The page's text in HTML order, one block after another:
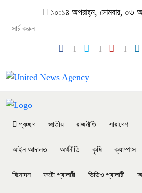
১০:১৪ অপরাহ্ন, সোমবার, ০৩
প্রচ্ছদ জাতীয় রাজনীতি সারাদেশ
আইন আদালত অর্থনীতি কৃষি ক্যাম্পাস
বিনোদন ফটো গ্যালারী ভিডিও গ্যালারী